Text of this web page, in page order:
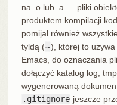
na .o lub .a — pliki
produktem kompilacji
pomijał również
tyldą (~), której to
Emacs, do oznaczania
dołączyć katalog log,
wygenerowaną
.gitignore jeszcze